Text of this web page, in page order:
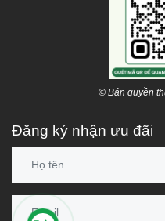
1800 646486
© Bản quyền
Đăng ký nhận ưu đãi